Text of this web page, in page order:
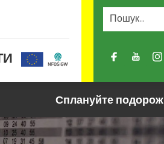
A- A A+
Сплануйте подорож